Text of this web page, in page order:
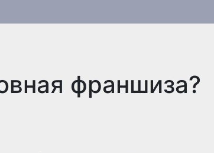
франшиза?